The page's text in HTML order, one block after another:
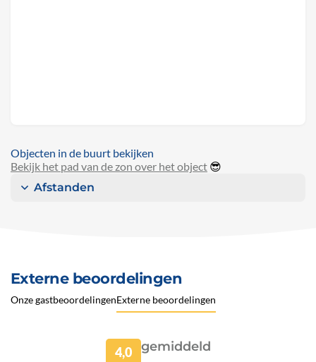
Objecten in de buurt bekijken
Bekijk het pad van de zon over het object 😎
Afstanden
Externe beoordelingen
Onze gastbeoordelingenExterne beoordelingen
4,0 gemiddeld